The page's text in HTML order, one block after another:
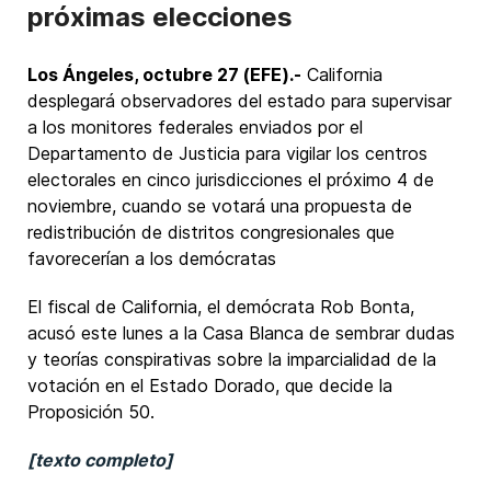
próximas elecciones
Los Ángeles, octubre 27 (EFE).- California
desplegará observadores del estado para supervisar
a los monitores federales enviados por el
Departamento de Justicia para vigilar los centros
electorales en cinco jurisdicciones el próximo 4 de
noviembre, cuando se votará una propuesta de
redistribución de distritos congresionales que
favorecerían a los demócratas
El fiscal de California, el demócrata Rob Bonta,
acusó este lunes a la Casa Blanca de sembrar dudas
y teorías conspirativas sobre la imparcialidad de la
votación en el Estado Dorado, que decide la
Proposición 50.
[texto completo]